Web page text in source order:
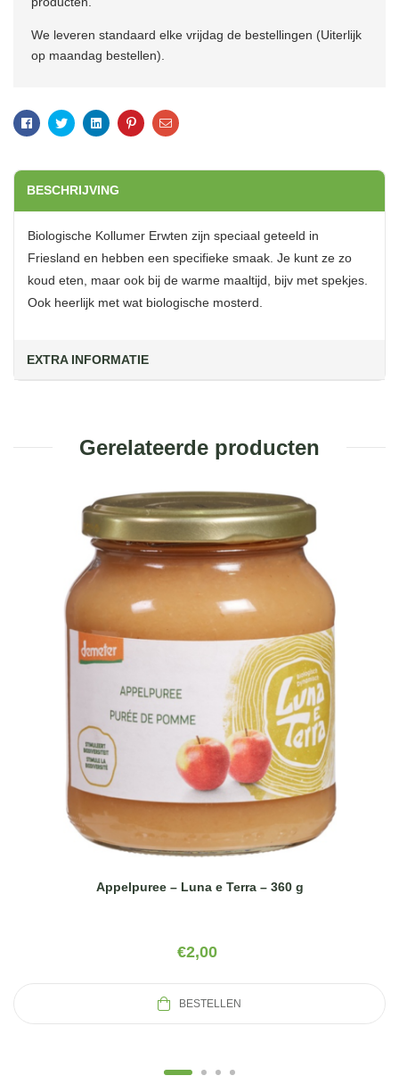
We leveren standaard elke vrijdag de bestellingen (Uiterlijk
op maandag bestellen).
Facebook
TwitterLinkedinPinterestEmail
BESCHRIJVING
Biologische Kollumer Erwten zijn speciaal geteeld in
Friesland en hebben een specifieke smaak. Je kunt ze zo
koud eten, maar ook bij de warme maaltijd, bijv met spekjes.
Ook heerlijk met wat biologische mosterd.
EXTRA INFORMATIE
Gerelateerde producten
Appelpuree – Luna e Terra – 360 g
€2,00
BESTELLEN